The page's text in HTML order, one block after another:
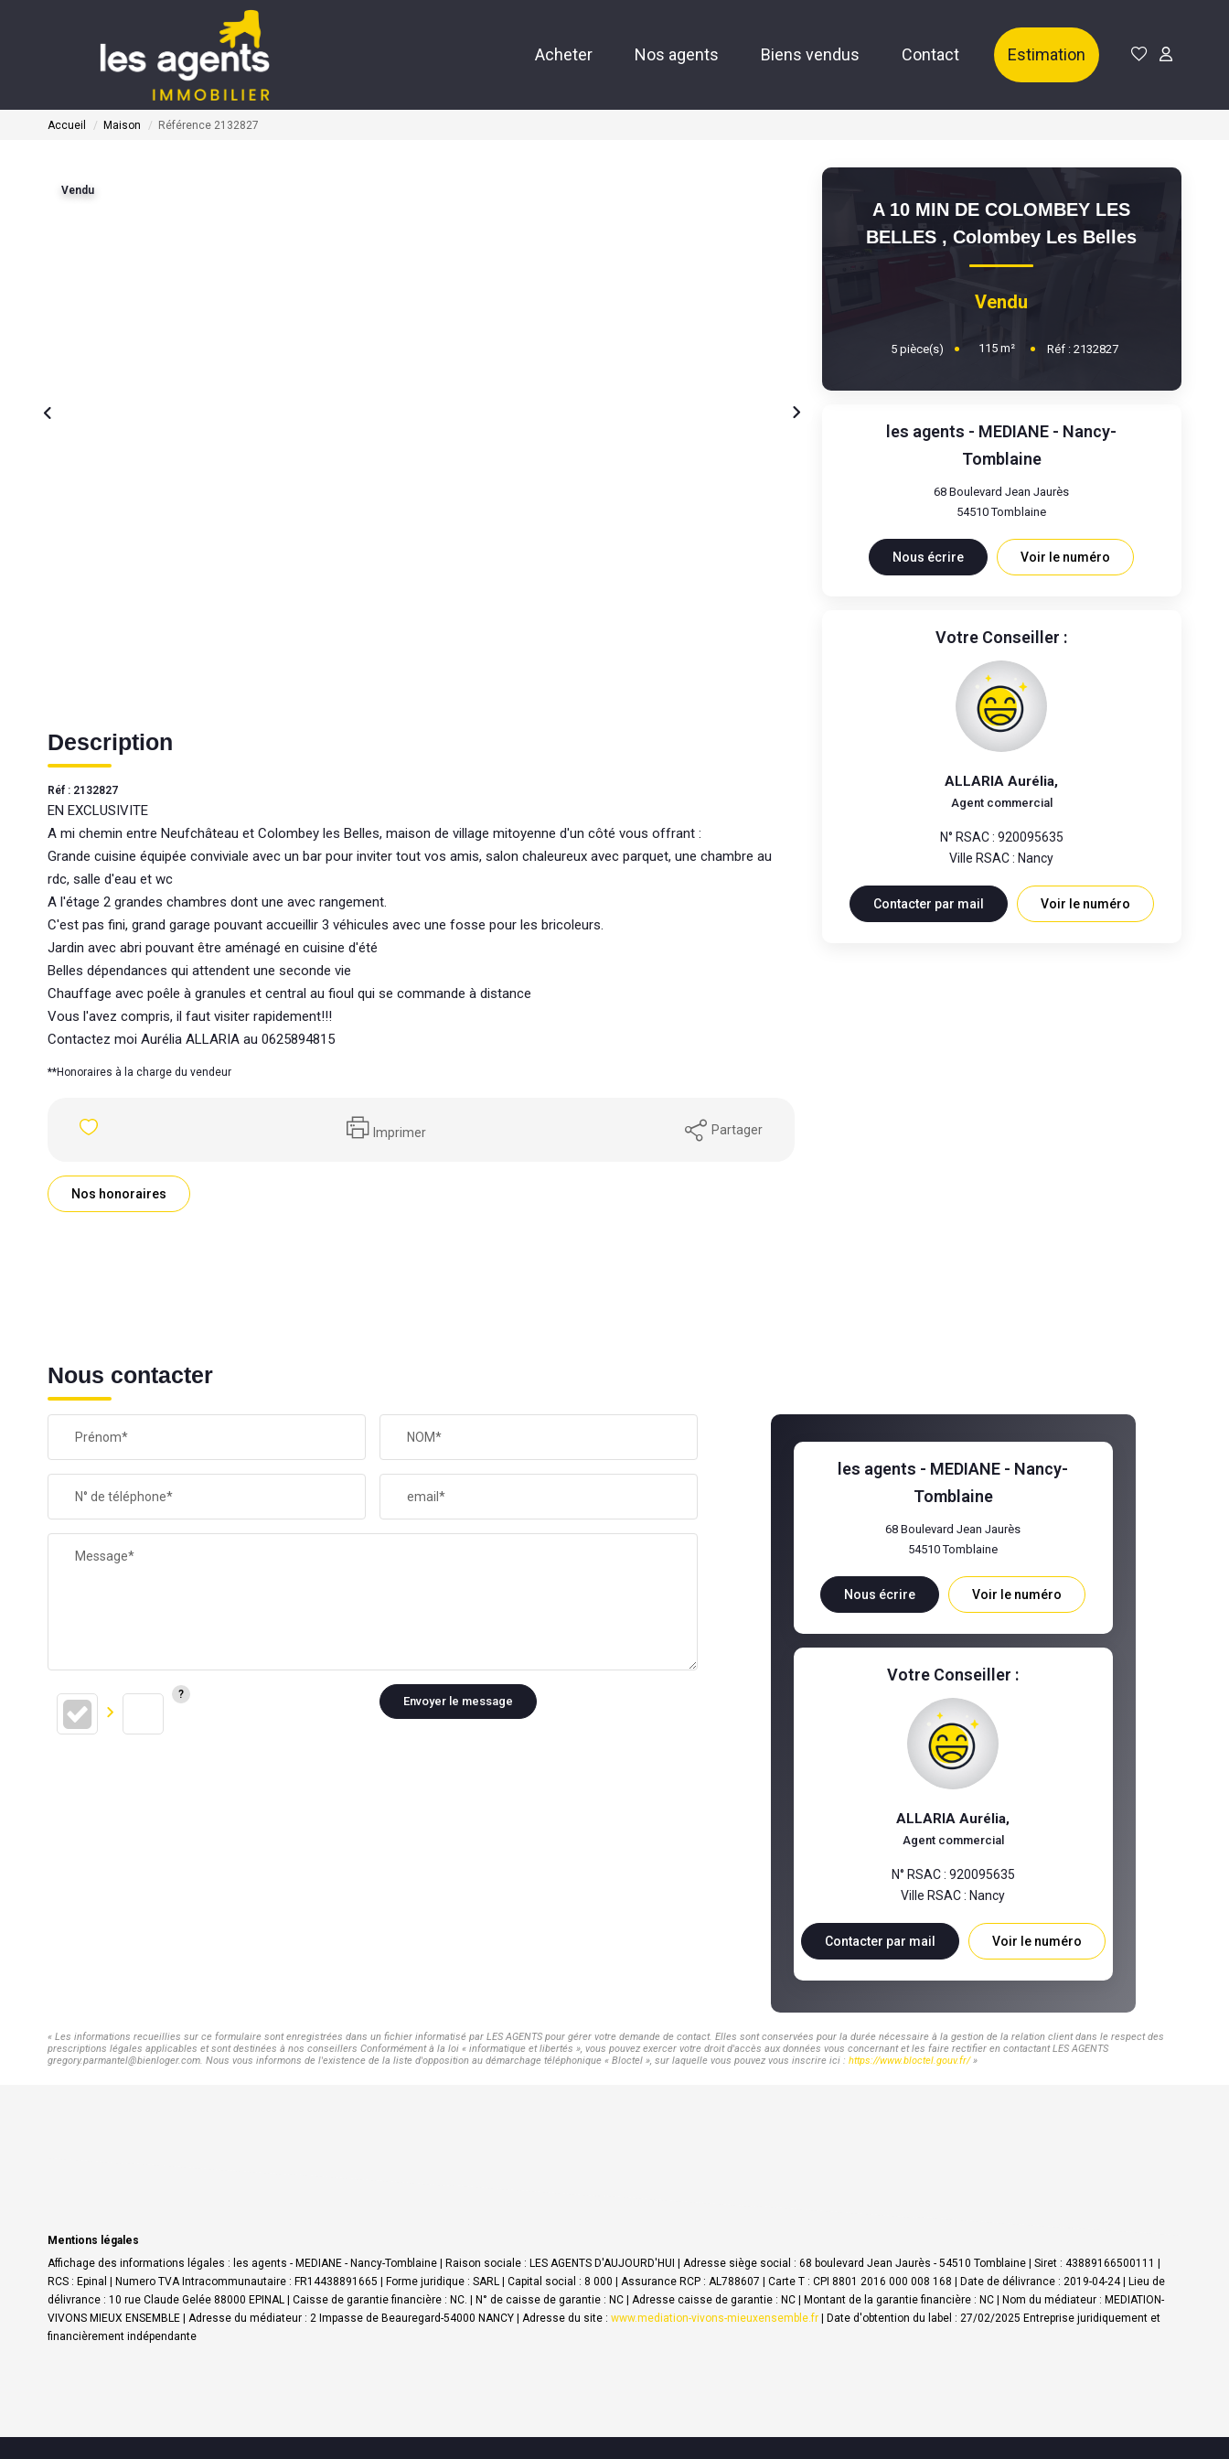
Acheter Nos agents Biens vendus Contact Estimation
Accueil Maison Référence 2132827
Vendu
Description
Réf : 2132827
EN EXCLUSIVITE
A mi chemin entre Neufchâteau et Colombey les Belles, maison de village mitoyenne d'un côté vous offrant :
Grande cuisine équipée conviviale avec un bar pour inviter tout vos amis, salon chaleureux avec parquet, une chambre au
rdc, salle d'eau et wc
A l'étage 2 grandes chambres dont une avec rangement.
C'est pas fini, grand garage pouvant accueillir 3 véhicules avec une fosse pour les bricoleurs.
Jardin avec abri pouvant être aménagé en cuisine d'été
Belles dépendances qui attendent une seconde vie
Chauffage avec poêle à granules et central au fioul qui se commande à distance
Vous l'avez compris, il faut visiter rapidement!!!
Contactez moi Aurélia ALLARIA au 0625894815
**Honoraires à la charge du vendeur
Imprimer Partager
Nos honoraires
A 10 MIN DE COLOMBEY LES
BELLES ,Colombey Les Belles
Vendu
5 pièce(s) 115 m² Réf : 2132827
les agents - MEDIANE - Nancy-
Tomblaine
68 Boulevard Jean Jaurès
54510Tomblaine
Nous écrire Voir le numéro
Votre Conseiller :
ALLARIA Aurélia,
Agent commercial
N° RSAC : 920095635
Ville RSAC : Nancy
Contacter par mail Voir le numéro
Nous contacter
Prénom* NOM*
N° de téléphone* email*
Message*
Envoyer le message
les agents - MEDIANE - Nancy-
Tomblaine
68 Boulevard Jean Jaurès
54510Tomblaine
Nous écrire Voir le numéro
Votre Conseiller :
ALLARIA Aurélia,
Agent commercial
N° RSAC : 920095635
Ville RSAC : Nancy
Contacter par mail Voir le numéro
« Les informations recueillies sur ce formulaire sont enregistrées dans un fichier informatisé par LES AGENTS pour gérer votre demande de contact. Elles sont conservées pour la durée nécessaire à la gestion de la relation client dans le respect des
prescriptions légales applicables et sont destinées à nos conseillers Conformément à la loi « informatique et libertés », vous pouvez exercer votre droit d'accès aux données vous concernant et les faire rectifier en contactant LES AGENTS
gregory.parmantel@bienloger.com. Nous vous informons de l'existence de la liste d'opposition au démarchage téléphonique « Bloctel », sur laquelle vous pouvez vous inscrire ici : https://www.bloctel.gouv.fr/»
Mentions légales
Affichage des informations légales : les agents - MEDIANE - Nancy-Tomblaine | Raison sociale : LES AGENTS D'AUJOURD'HUI | Adresse siège social : 68 boulevard Jean Jaurès - 54510 Tomblaine | Siret : 43889166500111 |
RCS : Epinal | Numero TVA Intracommunautaire : FR14438891665 | Forme juridique : SARL | Capital social : 8 000 | Assurance RCP : AL788607 | Carte T : CPI 8801 2016 000 008 168 | Date de délivrance : 2019-04-24 | Lieu de
délivrance : 10 rue Claude Gelée 88000 EPINAL | Caisse de garantie financière : NC. | N° de caisse de garantie : NC | Adresse caisse de garantie : NC | Montant de la garantie financière : NC | Nom du médiateur : MEDIATION-
VIVONS MIEUX ENSEMBLE | Adresse du médiateur : 2 Impasse de Beauregard-54000 NANCY | Adresse du site : www.mediation-vivons-mieuxensemble.fr | Date d'obtention du label : 27/02/2025 Entreprise juridiquement et
financièrement indépendante